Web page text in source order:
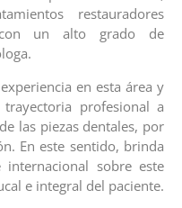
restauradores
con un alto grado de
en esta área y
profesional a
las piezas dentales, por
En este sentido, brinda
sobre este
e integral del paciente.